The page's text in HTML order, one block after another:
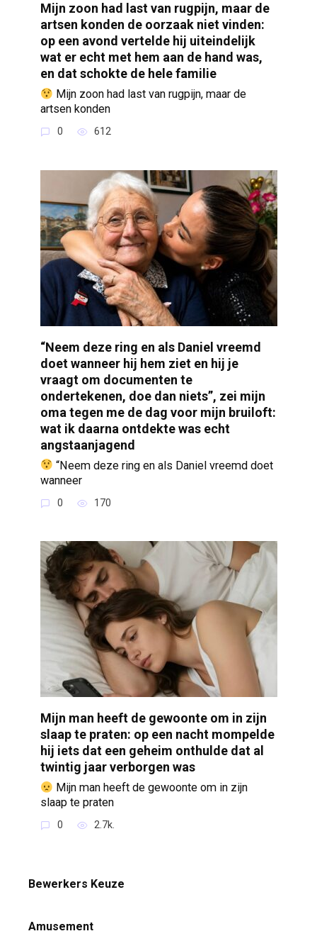
Mijn zoon had last van rugpijn, maar de
artsen konden de oorzaak niet vinden:
op een avond vertelde hij uiteindelijk
wat er echt met hem aan de hand was,
en dat schokte de hele familie
Mijn zoon had last van rugpijn, maar de
artsen konden
0 612
“Neem deze ring en als Daniel vreemd
doet wanneer hij hem ziet en hij je
vraagt om documenten te
ondertekenen, doe dan niets”, zei mijn
oma tegen me de dag voor mijn bruiloft:
wat ik daarna ontdekte was echt
angstaanjagend
“Neem deze ring en als Daniel vreemd doet
wanneer
0 170
Mijn man heeft de gewoonte om in zijn
slaap te praten: op een nacht mompelde
hij iets dat een geheim onthulde dat al
twintig jaar verborgen was
Mijn man heeft de gewoonte om in zijn
slaap te praten
0 2.7k.
Bewerkers Keuze
Amusement